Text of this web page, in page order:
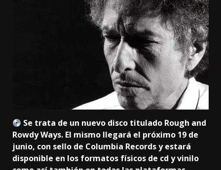
Se trata de un nuevo disco titulado Rough and
Rowdy Ways. El mismo llegará el próximo 19 de
junio, con sello de Columbia Records y estará
disponible en los formatos físicos de cd y vinilo